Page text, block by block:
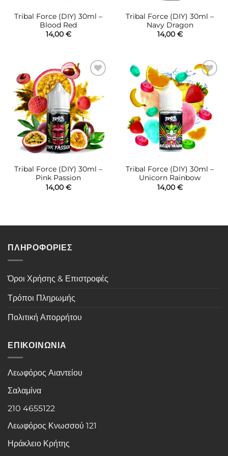
Tribal Force (DIY) 30ml –
Blood Red
14,00 €
Tribal Force (DIY) 30ml –
Navy Dragon
14,00 €
Πρόσθήκη
στην λίστα
επιθυμιών
Tribal Force (DIY) 30ml –
Pink Passion
14,00 €
Πρόσθήκη
στην λίστα
επιθυμιών
Tribal Force (DIY) 30ml –
Unicorn Rainbow
14,00 €
ΠΛΗΡΟΦΟΡΙΕΣ
Όροι Χρήσης & Επιστροφές
Τρόποι Πληρωμής
Πολιτική Απορρήτου
ΕΠΙΚΟΙΝΩΝΙΑ
Λεωφόρος Αιαντείου
Σαλαμίνα
210 4655122
Λεωφόρος Κνωσσού 121
Ηράκλειο Κρήτης